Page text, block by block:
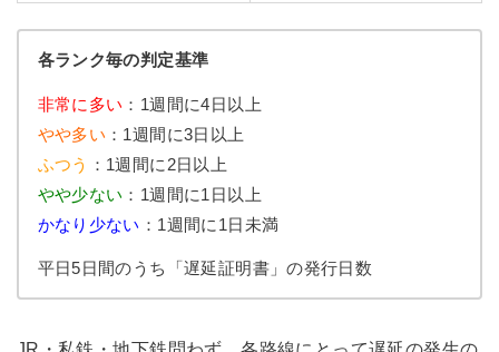
各ランク毎の判定基準
非常に多い ：1週間に4日以上
やや多い ：1週間に3日以上
ふつう
：1週間に2日以上
やや少ない ：1週間に1日以上
かなり少ない ：1週間に1日未満
平日5日間のうち「遅延証明書」の発行日数